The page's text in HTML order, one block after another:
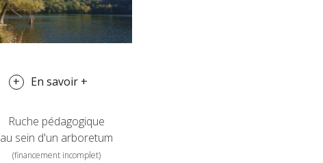
En savoir +
Ruche pédagogique
au sein d'un arboretum
(financement incomplet)